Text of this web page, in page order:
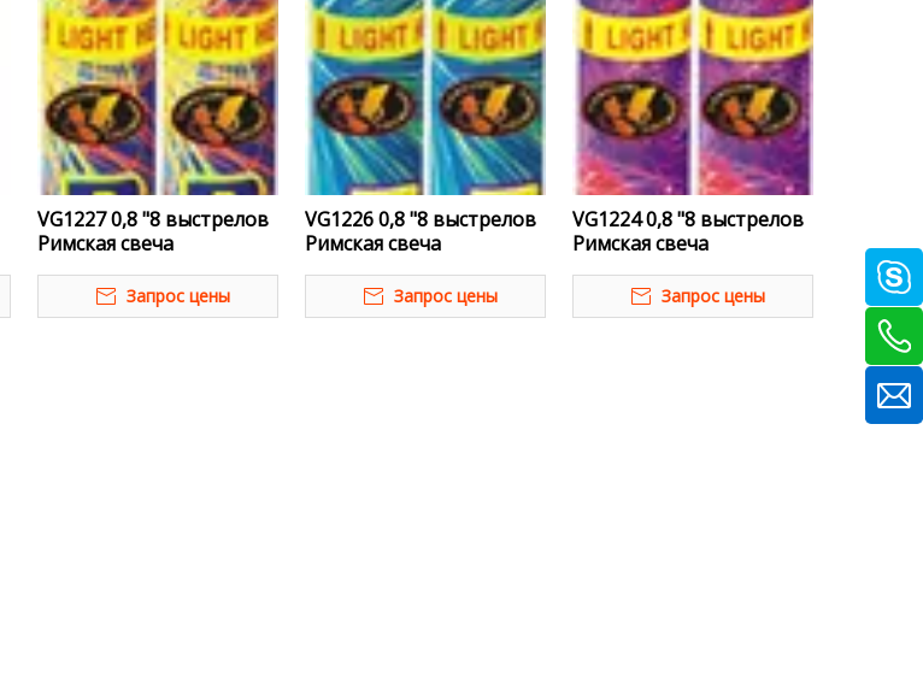
VG1227 0,8 "8 выстрелов
Римская свеча
Запрос цены
VG1226 0,8 "8 выстрелов
Римская свеча
Запрос цены
VG1224 0,8 "8 выстрелов
Римская свеча
Запрос цены